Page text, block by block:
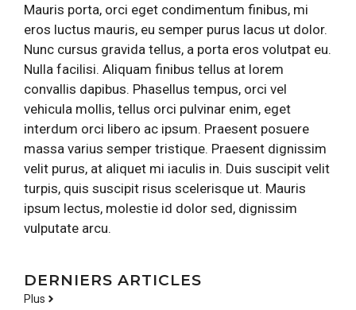
Mauris porta, orci eget condimentum finibus, mi
eros luctus mauris, eu semper purus lacus ut dolor.
Nunc cursus gravida tellus, a porta eros volutpat eu.
Nulla facilisi. Aliquam finibus tellus at lorem
convallis dapibus. Phasellus tempus, orci vel
vehicula mollis, tellus orci pulvinar enim, eget
interdum orci libero ac ipsum. Praesent posuere
massa varius semper tristique. Praesent dignissim
velit purus, at aliquet mi iaculis in. Duis suscipit velit
turpis, quis suscipit risus scelerisque ut. Mauris
ipsum lectus, molestie id dolor sed, dignissim
vulputate arcu.
DERNIERS ARTICLES
Plus